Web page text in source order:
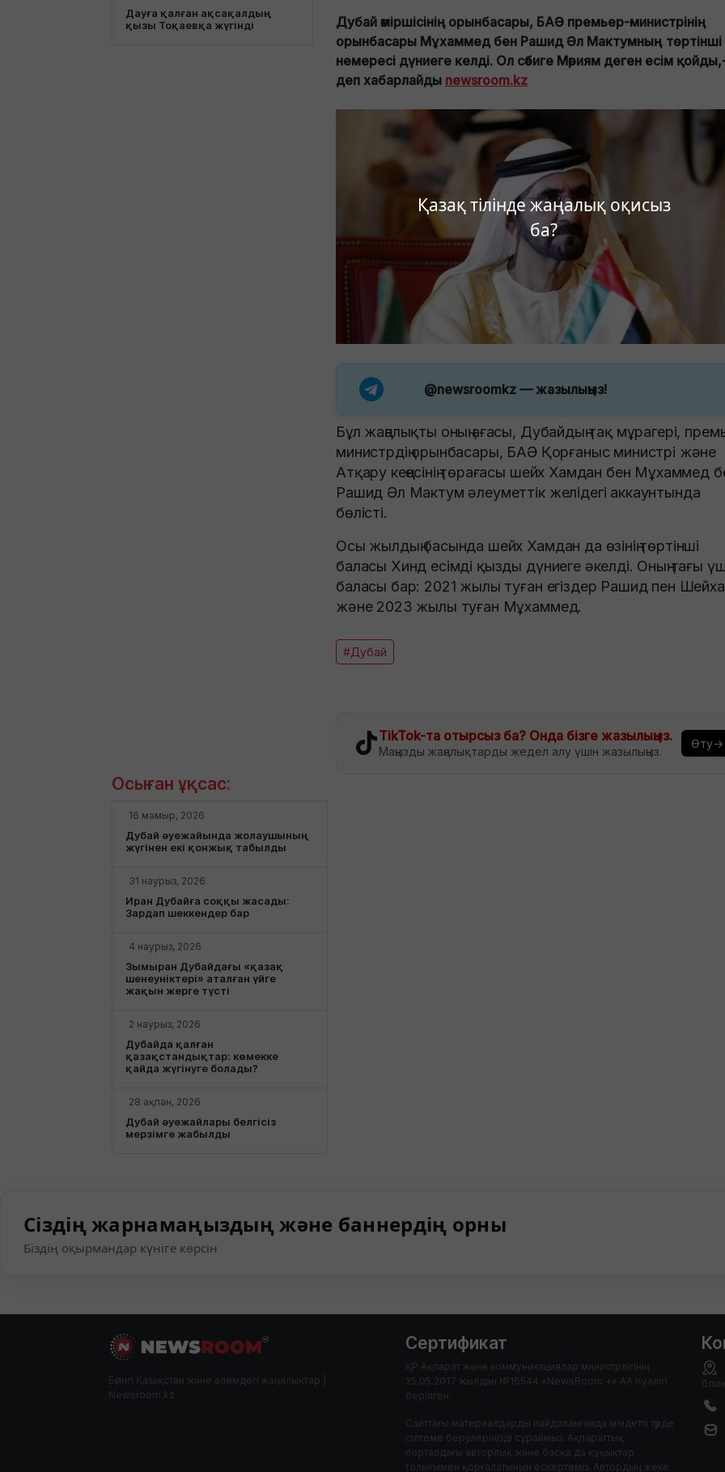
Қазақ тілінде жаңалық оқисыз
ба?
Дауға қалған ақсақалдың
қызы Тоқаевқа жүгінді
Дубай әміршісінің орынбасары, БАӘ премьер-министрінің
орынбасары Мұхаммед бен Рашид Әл Мактумның төртінші
немересі дүниеге келді. Ол сәбиге Мәриям деген есім
деп хабарлайды newsroom.kz
@newsroomkz— жазылыңыз!
Бұл жаңалықты оның ағасы, Дубайдың тақ мұрагері,
министрдің орынбасары, БАӘ Қорғаныс министрі және
Атқару кеңесінің төрағасы шейх Хамдан бен Мұхаммед
Рашид Әл Мактум әлеуметтік желідегі аккаунтында
бөлісті.
Осы жылдың басында шейх Хамдан да өзінің төртінші
баласы Хинд есімді қызды дүниеге әкелді. Оның тағы
баласы бар: 2021 жылы туған егіздер Рашид пен Шейха
және 2023 жылы туған Мұхаммед.
#Дубай
TikTok-та отырсыз ба? Онда бізге жазылыңыз.
Маңызды жаңалықтарды жедел алу үшін жазылыңыз.
Өту→
Осыған ұқсас:
16 мамыр, 2026
Дубай әуежайында жолаушының
жүгінен екі қонжық табылды
31 наурыз, 2026
Иран Дубайға соққы жасады:
Зардап шеккендер бар
4 наурыз, 2026
Зымыран Дубайдағы «қазақ
шенеуніктері» аталған үйге
жақын жерге түсті
2 наурыз, 2026
Дубайда қалған
қазақстандықтар: көмекке
қайда жүгінуге болады?
28 ақпан, 2026
Дубай әуежайлары белгісіз
мерзімге жабылды
Сіздің жарнамаңыздың және баннердің орны
Біздің оқырмандар күніге көрсін
Бүгінгі Қазақстан және әлемдегі жаңалықтар |
Newsroom.kz
Сертификат
ҚР Ақпарат және коммуникациялар министрлігінің
25.05.2017 жылдан №16544 «NewsRoom +» АА Куәлігі
берілген.
Сайттағы материалдарды пайдаланғанда міндетті түрде
сілтеме берулеріңізді сұраймыз. Ақпараттық
порталдағы авторлық және басқа да құқықтар
толығымен қорғалатынын ескертеміз. Автордың жеке